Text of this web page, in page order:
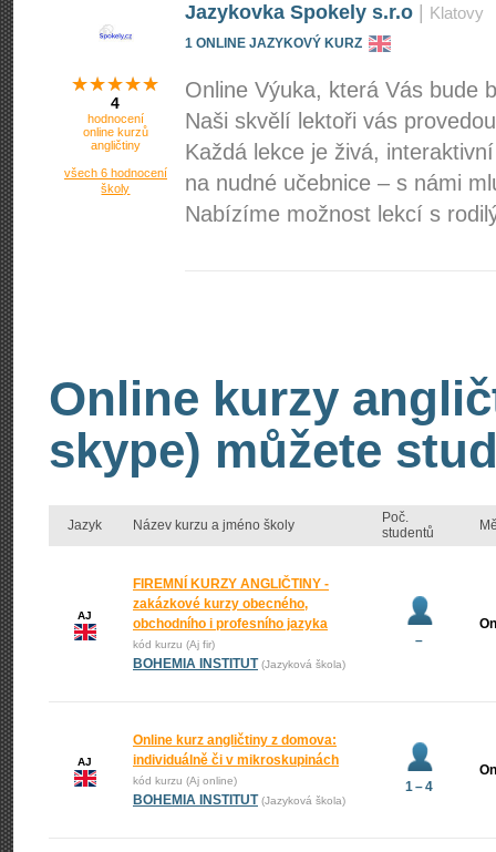
Jazykovka Spokely s.r.o Klatovy
1 ONLINE JAZYKOVÝ KURZ
4
hodnocení
online kurzů
angličtiny
všech 6 hodnocení
školy
Online Výuka, která Vás bude
Naši skvělí lektoři vás
Každá lekce je živá,
na nudné učebnice – s námi
Nabízíme možnost lekcí s
Online kurzy
skype) můžete
Jazyk Název kurzu a jméno školy
Poč.
studentů
AJ
FIREMNÍ KURZY ANGLIČTINY -
zakázkové kurzy obecného,
obchodního i profesního jazyka
kód kurzu (Aj fir)
BOHEMIA INSTITUT (Jazyková škola)
–
AJ
Online kurz angličtiny z domova:
individuálně či v mikroskupinách
kód kurzu (Aj online)
BOHEMIA INSTITUT (Jazyková škola)
1 – 4